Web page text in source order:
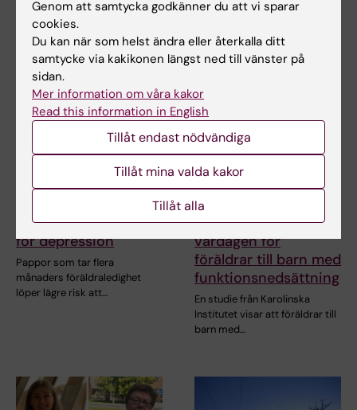
endometrios och vulvodyni
har…
endometrios och vulvodyni
18 jun 2026
Längre pappaledighet
kopplas till lägre risk
för depression
Pappor som tar flera
månaders föräldraledighet
löper lägre risk att…
Gruppbehandling
underlättade
vardagen för
föräldrar till barn med
funktionsnedsättning
En studie från Karolinska
Institutet visar att föräldrar till
barn med…
Genom att samtycka godkänner du att vi sparar
cookies.
Du kan när som helst ändra eller återkalla ditt
samtycke via kakikonen längst ned till vänster på
sidan.
Mer information om våra kakor
Read this information in English
Tillåt endast nödvändiga
Tillåt mina valda kakor
Tillåt alla